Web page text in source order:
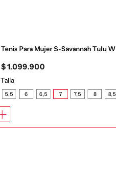
Tenis Para Mujer S-Savannah Tulu W
$1.099.900
Talla
5,5 6 6,5 7 7,5 8 8,5